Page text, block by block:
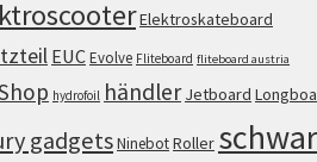
Elektroskateboard
EUCEvolve Fliteboard fliteboard austria
hydrofoil händler Jetboard
gadgetsNinebotRoller